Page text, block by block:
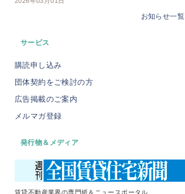
お知らせ一覧
サービス
購読申し込み
団体契約をご検討の方
広告掲載のご案内
メルマガ登録
発行物＆メディア
賃貸不動産業界の専門紙＆ニュースポータル